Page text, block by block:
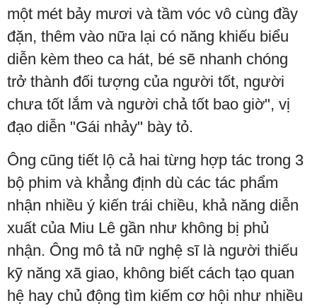
một mét bảy mươi và tầm vóc vô cùng đầy
đặn, thêm vào nữa lại có năng khiếu biểu
diễn kèm theo ca hát, bé sẽ nhanh chóng
trở thành đối tượng của người tốt, người
chưa tốt lắm và người chả tốt bao giờ", vị
đạo diễn "Gái nhảy" bày tỏ.
Ông cũng tiết lộ cả hai từng hợp tác trong 3
bộ phim và khẳng định dù các tác phẩm
nhận nhiều ý kiến trái chiều, khả năng diễn
xuất của Miu Lê gần như không bị phủ
nhận. Ông mô tả nữ nghệ sĩ là người thiếu
kỹ năng xã giao, không biết cách tạo quan
hệ hay chủ động tìm kiếm cơ hội như nhiều